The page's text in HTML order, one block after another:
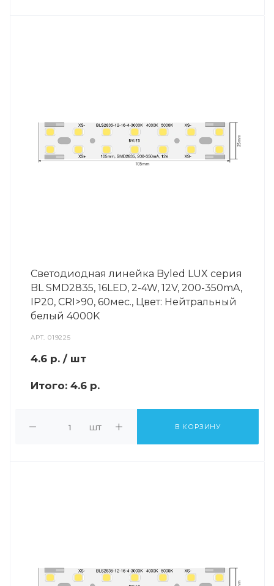
Светодиодная линейка Byled LUX серия
BL SMD2835, 16LED, 2-4W, 12V, 200-350mA,
IP20, CRI>90, 60мес., Цвет: Нейтральный
белый 4000K
АРТ.019225
4.6 р. / шт
Итого: 4.6 р.
шт В КОРЗИНУ